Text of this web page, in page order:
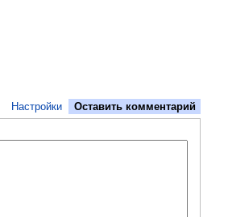
Оставить комментарий
Настройки